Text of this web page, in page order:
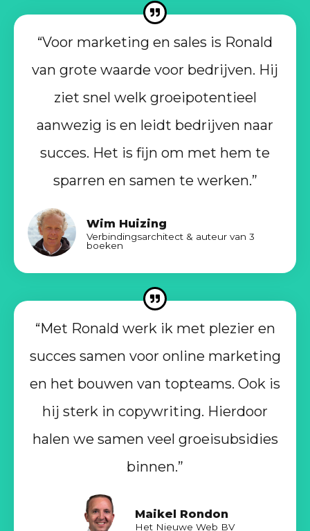
“Voor marketing en sales is Ronald
van grote waarde voor bedrijven. Hij
ziet snel welk groeipotentieel
aanwezig is en leidt bedrijven naar
succes. Het is fijn om met hem te
sparren en samen te werken.”
Wim Huizing
Verbindingsarchitect & auteur van 3
boeken
“Met Ronald werk ik met plezier en
succes samen voor online marketing
en het bouwen van topteams. Ook is
hij sterk in copywriting. Hierdoor
halen we samen veel groeisubsidies
binnen.”
Maikel Rondon
Het Nieuwe Web BV